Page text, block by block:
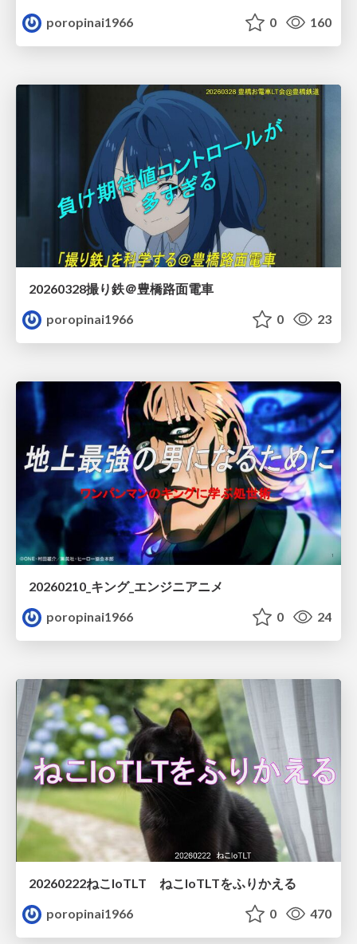
poropinai1966 0 160
20260328撮り鉄＠豊橋路面電車
poropinai1966
0 23
20260210_キング_エンジニアニメ
poropinai1966
0 24
20260222ねこIoTLT ねこIoTLTをふりかえる
poropinai1966
0 470